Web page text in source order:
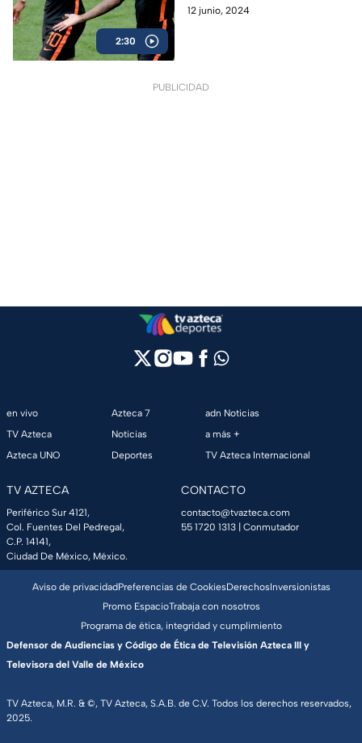
2:30
2024 en donde compartirá el
12 junio, 2024
PUBLICIDAD
en vivo
TV Azteca
Azteca UNO
Azteca 7
Noticias
Deportes
adn Noticias
a más +
TV Azteca Internacional
TV AZTECA
Periférico Sur 4121,
Col. Fuentes Del Pedregal,
C.P. 14141,
Ciudad De México, México.
CONTACTO
contacto@tvazteca.com
55 1720 1313 | Conmutador
TV Azteca, M.R. & ©, TV Azteca, S.A.B. de C.V. Todos los derechos reservados,
2025.
Aviso de privacidadPreferencias de CookiesDerechosInversionistas
Promo EspacioTrabaja con nosotros
Programa de ética, integridad y cumplimiento
Defensor de Audiencias y Código de Ética de Televisión Azteca III y
Televisora del Valle de México